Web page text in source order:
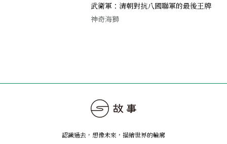
武衛軍：清朝對抗八國聯軍的最後王牌
神奇海獅
認識過去，想像未來 ， 描繪世界的輪廓